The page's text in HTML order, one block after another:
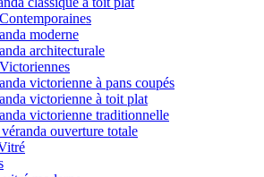
moderne
architecturale
victorienne à pans coupés
victorienne à toit plat
victorienne traditionnelle
ouverture totale